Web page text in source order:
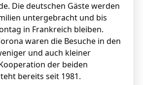
Die deutschen Gäste werden
untergebracht und bis
in Frankreich bleiben.
waren die Besuche in den
und auch kleiner
der beiden
bereits seit 1981.